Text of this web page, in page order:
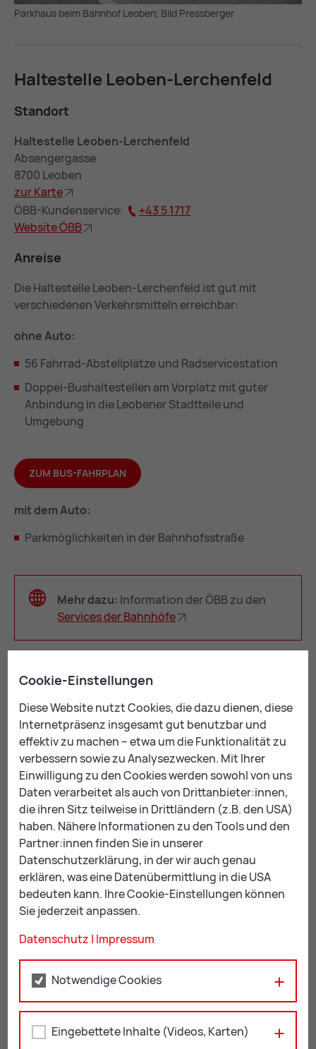
Parkhaus beim Bahnhof Leoben; Bild Pressberger
Hal­te­stel­le Leo­ben-Ler­chen­feld
Stand­ort
Haltestelle Leoben-Lerchenfeld
Absengergasse
8700 Leoben
zur Kar­te
ÖBB-Kundenservice:
+43 5 1717
Web­site ÖBB
An­rei­se
Die Haltestelle Leoben-Lerchenfeld ist gut mit
verschiedenen Verkehrsmitteln erreichbar:
ohne Auto:
56 Fahrrad-Abstellplätze und Radservicestation
Doppel-Bushaltestellen am Vorplatz mit guter
Anbindung in die Leobener Stadtteile und
Umgebung
ZUM BUS-FAHRPLAN
mit dem Auto:
Parkmöglichkeiten in der Bahnhofsstraße
Mehr dazu: Information der ÖBB zu den
Ser­vices der Bahn­hö­fe
Haltestelle Leoben-Lerchenfeld; Bild: Foto Freisinger
Cookie-Einstellungen
Diese Website nutzt Cookies, die dazu dienen, diese
Internetpräsenz insgesamt gut benutzbar und
effektiv zu machen – etwa um die Funktionalität zu
verbessern sowie zu Analysezwecken. Mit Ihrer
Einwilligung zu den Cookies werden sowohl von uns
Daten verarbeitet als auch von Drittanbieter:innen,
die ihren Sitz teilweise in Drittländern (z.B. den USA)
haben. Nähere Informationen zu den Tools und den
Partner:innen finden Sie in unserer
Datenschutzerklärung, in der wir auch genau
erklären, was eine Datenübermittlung in die USA
bedeuten kann. Ihre Cookie-Einstellungen können
Sie jederzeit anpassen.
Datenschutz | Impressum
Notwendige Cookies
Eingebettete Inhalte (Videos, Karten)